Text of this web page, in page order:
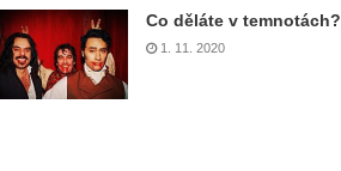
Co děláte v temnotách?
1. 11. 2020